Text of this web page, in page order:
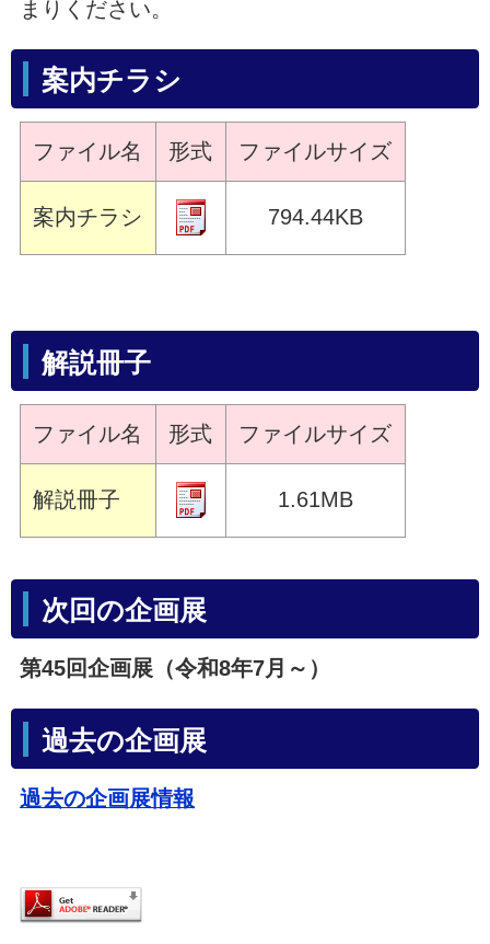
まりください。
案内チラシ
ファイル名 形式 ファイルサイズ
案内チラシ 794.44KB
解説冊子
ファイル名 形式 ファイルサイズ
解説冊子 1.61MB
次回の企画展
第45回企画展（令和8年7月～）
過去の企画展
過去の企画展情報